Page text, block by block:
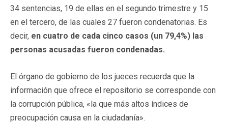
34 sentencias, 19 de ellas en el segundo trimestre y 15
en el tercero, de las cuales 27 fueron condenatorias. Es
decir, en cuatro de cada cinco casos (un 79,4%) las
personas acusadas fueron condenadas.
El órgano de gobierno de los jueces recuerda que la
información que ofrece el repositorio se corresponde con
la corrupción pública, «la que más altos índices de
preocupación causa en la ciudadanía».